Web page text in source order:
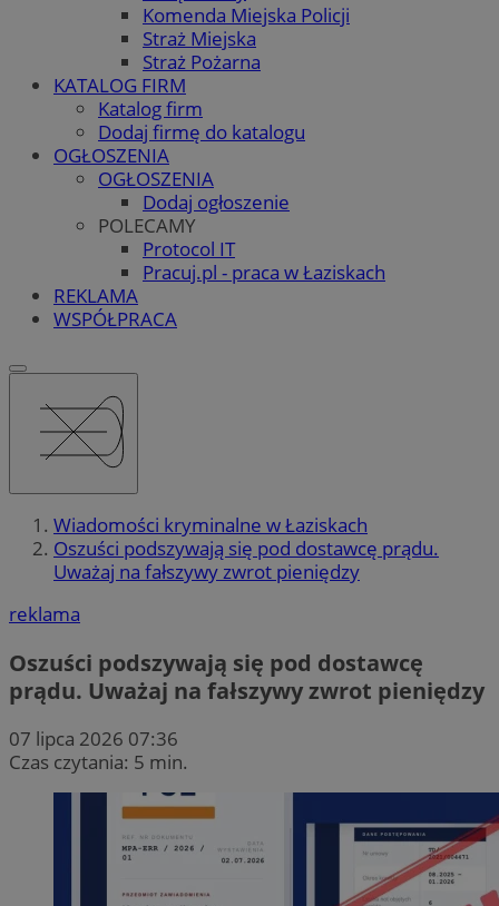
Komenda Miejska Policji
Straż Miejska
Straż Pożarna
KATALOG FIRM
Katalog firm
Dodaj firmę do katalogu
OGŁOSZENIA
OGŁOSZENIA
Dodaj ogłoszenie
POLECAMY
Protocol IT
Pracuj.pl - praca w Łaziskach
REKLAMA
WSPÓŁPRACA
Wiadomości kryminalne w Łaziskach
Oszuści podszywają się pod dostawcę prądu.
Uważaj na fałszywy zwrot pieniędzy
reklama
Oszuści podszywają się pod dostawcę
prądu. Uważaj na fałszywy zwrot pieniędzy
07 lipca 2026 07:36
Czas czytania: 5 min.